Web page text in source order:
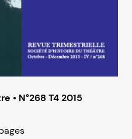
• N°268 T4 2015